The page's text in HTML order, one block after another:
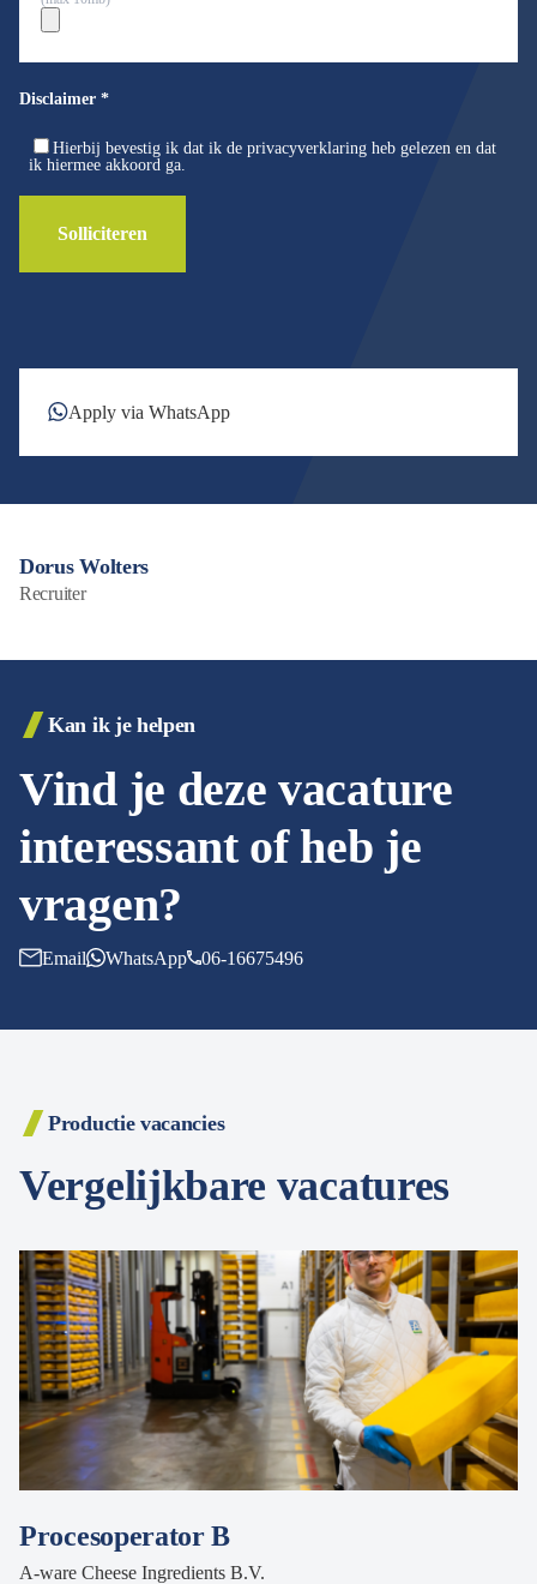
Disclaimer *
Hierbij bevestig ik dat ik de privacyverklaring heb gelezen en dat
ik hiermee akkoord ga.
Solliciteren
Apply via WhatsApp
Vind je deze vacature
interessant of heb je
vragen?
Kan ik je helpen
Email WhatsApp 06-16675496
Dorus Wolters
Recruiter
Productie vacancies
Vergelijkbare vacatures
Procesoperator B
A-ware Cheese Ingredients B.V.